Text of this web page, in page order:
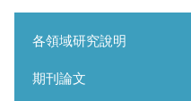
各領域研究說明
期刊論文